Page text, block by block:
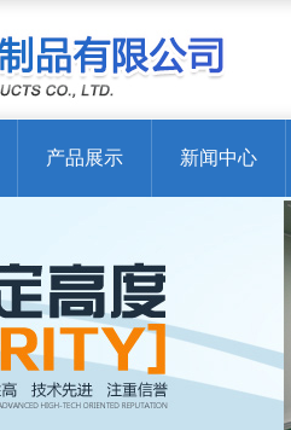
产品展示 新闻中心